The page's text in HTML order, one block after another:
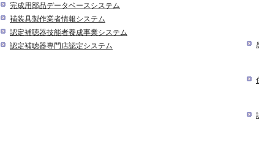
完成用部品データベースシステム
補装具製作業者情報システム
認定補聴器技能者養成事業システム
認定補聴器専門店認定システム